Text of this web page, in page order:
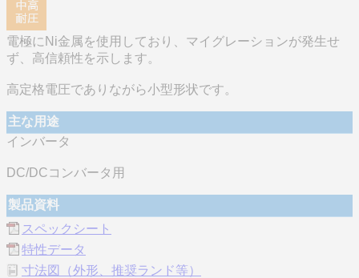
電極にNi金属を使用しており、マイグレーションが発生せ
ず、高信頼性を示します。
高定格電圧でありながら小型形状です。
主な用途
インバータ
DC/DCコンバータ用
製品資料
スペックシート
特性データ
寸法図（外形、推奨ランド等）